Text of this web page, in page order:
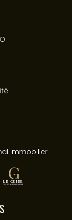
Immobilier